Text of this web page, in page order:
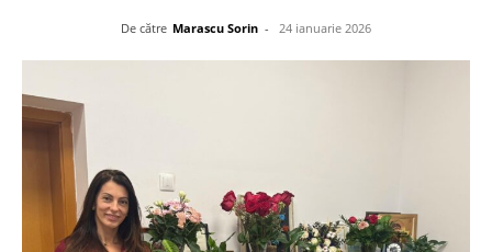
De către Marascu Sorin - 24 ianuarie 2026